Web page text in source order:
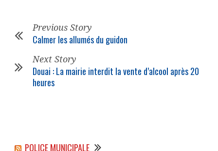
Previous Story
Calmer les allumés du guidon
Next Story
Douai : La mairie interdit la vente d’alcool après 20
heures
POLICE MUNICIPALE